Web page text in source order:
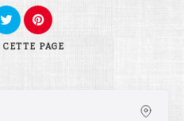
CETTE PAGE